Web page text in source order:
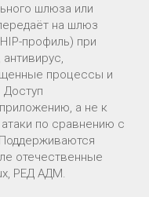
шлюза или
на шлюз
профиль) при
процессы и
а не к
по сравнению с
отечественные
РЕД АДМ.